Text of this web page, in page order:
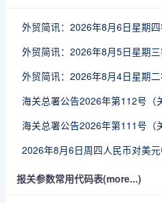
外贸简讯：2026年8月6日星期
外贸简讯：2026年8月5日星期
外贸简讯：2026年8月4日星期
2026年8月6日周四人民币对美
报关参数常用代码表(more...)